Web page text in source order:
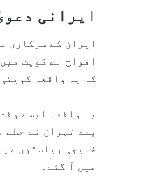
ایرانی
ایران کے سرکاری
افواج نے کویت
کہ یہ واقعہ
یہ واقعہ ایسے
بعد تہران نے
خلیجی ریاستوں
میں آ گئے۔